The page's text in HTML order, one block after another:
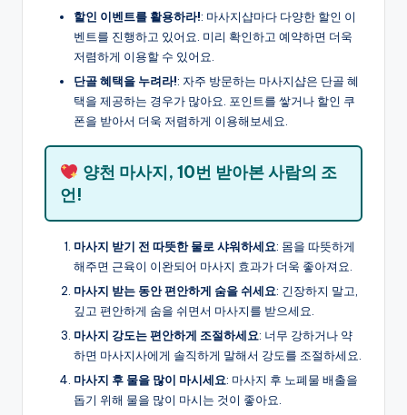
할인 이벤트를 활용하라!: 마사지샵마다 다양한 할인 이
벤트를 진행하고 있어요. 미리 확인하고 예약하면 더욱
저렴하게 이용할 수 있어요.
단골 혜택을 누려라!: 자주 방문하는 마사지샵은 단골 혜
택을 제공하는 경우가 많아요. 포인트를 쌓거나 할인 쿠
폰을 받아서 더욱 저렴하게 이용해보세요.
양천 마사지, 10번 받아본 사람의 조
언!
마사지 받기 전 따뜻한 물로 샤워하세요: 몸을 따뜻하게
해주면 근육이 이완되어 마사지 효과가 더욱 좋아져요.
마사지 받는 동안 편안하게 숨을 쉬세요: 긴장하지 말고,
깊고 편안하게 숨을 쉬면서 마사지를 받으세요.
마사지 강도는 편안하게 조절하세요: 너무 강하거나 약
하면 마사지사에게 솔직하게 말해서 강도를 조절하세요.
마사지 후 물을 많이 마시세요: 마사지 후 노폐물 배출을
돕기 위해 물을 많이 마시는 것이 좋아요.